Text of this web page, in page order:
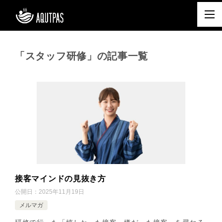
「スタッフ研修」の記事一覧
接客マインドの見抜き方
公開日： 2025年11月19日
メルマガ